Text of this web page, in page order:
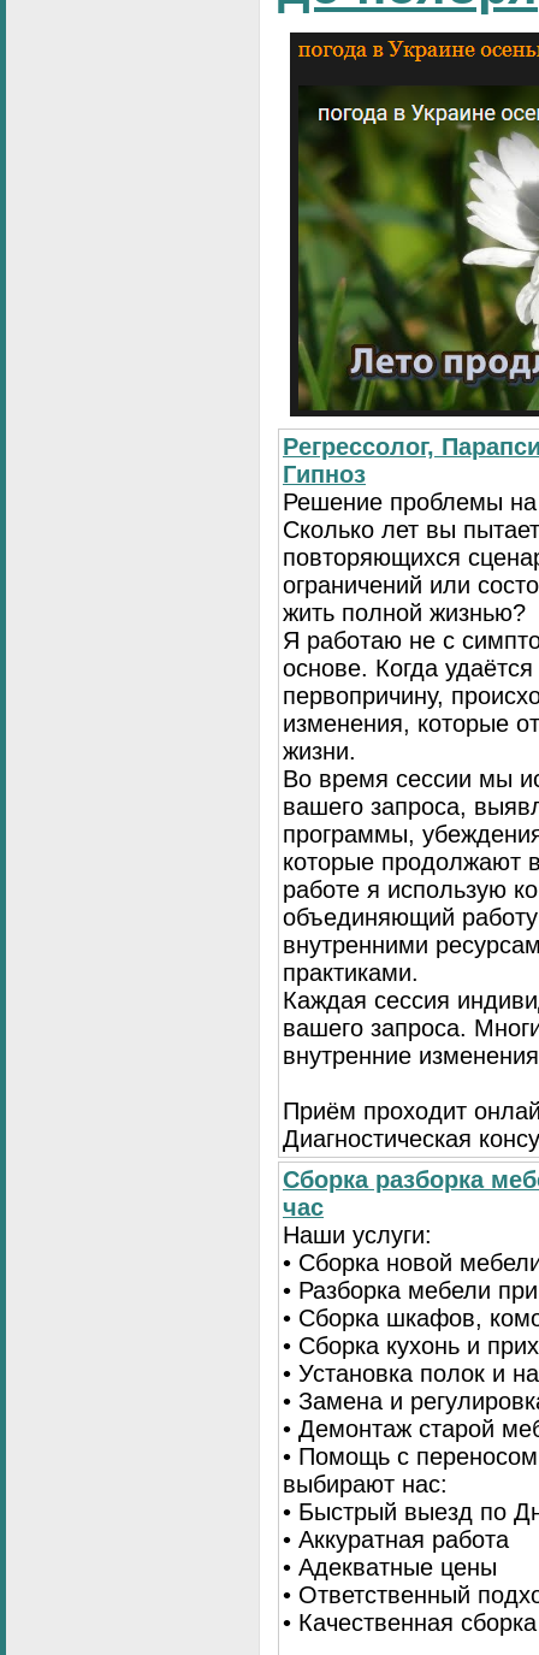
Регрессолог,
Гипноз
Решение проблемы на
Сколько лет вы
повторяющихся
ограничений или
жить полной жизнью?
Я работаю не с
основе. Когда
первопричину,
изменения, которые
жизни.
Во время сессии мы
вашего запроса,
программы,
которые продолжают
работе я использую
объединяющий
внутренними
практиками.
Каждая сессия
вашего запроса.
внутренние
Приём проходит
Диагностическая
Сборка разборка
час
Наши услуги:
• Сборка новой
• Разборка мебели
• Сборка шкафов,
• Сборка кухонь и
• Установка полок и
• Замена и
• Демонтаж старой
• Помощь с
выбирают нас:
• Быстрый выезд по
• Аккуратная работа
• Адекватные цены
• Ответственный
• Качественная